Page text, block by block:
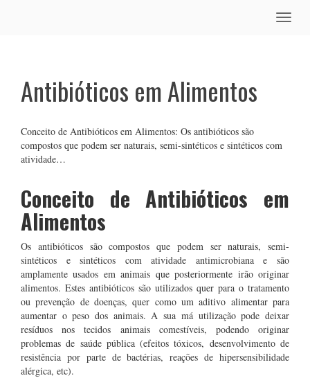
Toggle
Antibióticos em Alimentos
Conceito de Antibióticos em Alimentos: Os antibióticos são
compostos que podem ser naturais, semi-sintéticos e sintéticos com
atividade…
Conceito de Antibióticos em
Alimentos
Os antibióticos são compostos que podem ser naturais, semi-
sintéticos e sintéticos com atividade antimicrobiana e são
amplamente usados em animais que posteriormente irão originar
alimentos. Estes antibióticos são utilizados quer para o tratamento
ou prevenção de doenças, quer como um aditivo alimentar para
aumentar o peso dos animais. A sua má utilização pode deixar
resíduos nos tecidos animais comestíveis, podendo originar
problemas de saúde pública (efeitos tóxicos, desenvolvimento de
resistência por parte de bactérias, reações de hipersensibilidade
alérgica, etc).